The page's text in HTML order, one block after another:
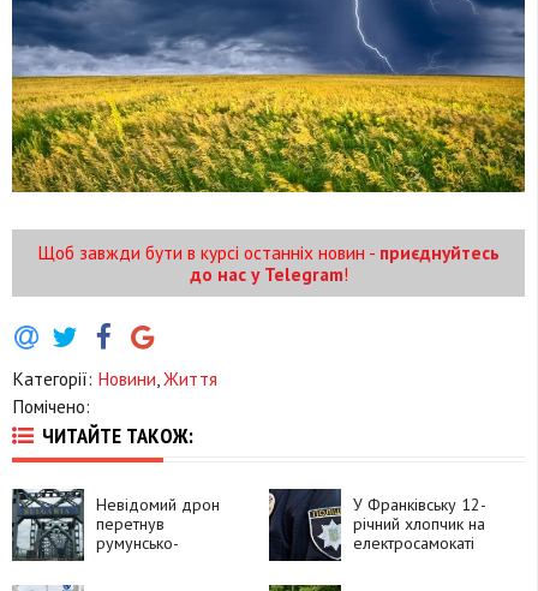
Щоб завжди бути в курсі останніх новин - приєднуйтесь
до нас у Telegram!
Категорії: Новини,Життя
Помічено:
ЧИТАЙТЕ ТАКОЖ:
Невідомий дрон
перетнув
румунсько-
У Франківську 12-
річний хлопчик на
електросамокаті